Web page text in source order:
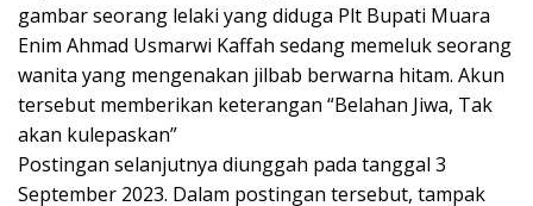
gambar seorang lelaki yang diduga Plt Bupati Muara
Enim Ahmad Usmarwi Kaffah sedang memeluk seorang
wanita yang mengenakan jilbab berwarna hitam. Akun
tersebut memberikan keterangan “Belahan Jiwa, Tak
akan kulepaskan”
Postingan selanjutnya diunggah pada tanggal 3
September 2023. Dalam postingan tersebut, tampak